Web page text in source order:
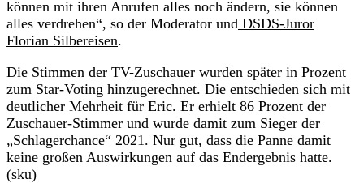
können mit ihren Anrufen alles noch ändern, sie können
alles verdrehen“, so der Moderator und DSDS-Juror
Florian Silbereisen.
Die Stimmen der TV-Zuschauer wurden später in Prozent
zum Star-Voting hinzugerechnet. Die entschieden sich mit
deutlicher Mehrheit für Eric. Er erhielt 86 Prozent der
Zuschauer-Stimmer und wurde damit zum Sieger der
„Schlagerchance“ 2021. Nur gut, dass die Panne damit
keine großen Auswirkungen auf das Endergebnis hatte.
(sku)